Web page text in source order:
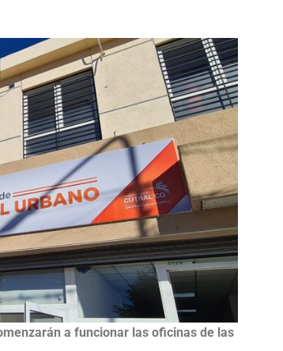
a funcionar las oficinas de las